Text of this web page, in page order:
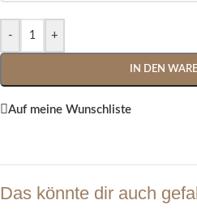
- +
IN DEN
Auf meine Wunschliste
Das könnte dir auch